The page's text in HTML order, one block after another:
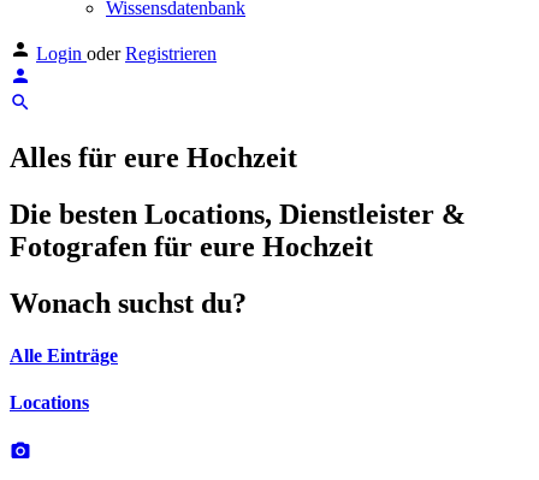
Wissensdatenbank
Login oder Registrieren
Alles für eure Hochzeit
Die besten Locations, Dienstleister &
Fotografen für eure Hochzeit
Wonach suchst du?
Alle Einträge
Locations